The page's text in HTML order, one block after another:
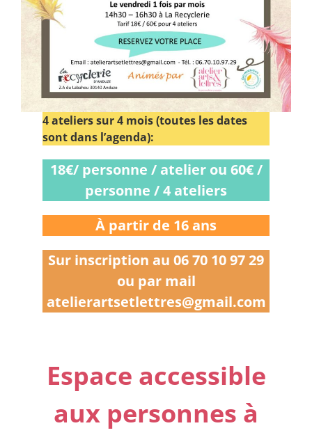
4 ateliers sur 4 mois (toutes les dates
sont dans l’agenda):
18€/ personne / atelier ou 60€ /
personne / 4 ateliers
À partir de 16 ans
Sur inscription au 06 70 10 97 29
ou par mail
atelierartsetlettres@gmail.com
Espace accessible
aux personnes à